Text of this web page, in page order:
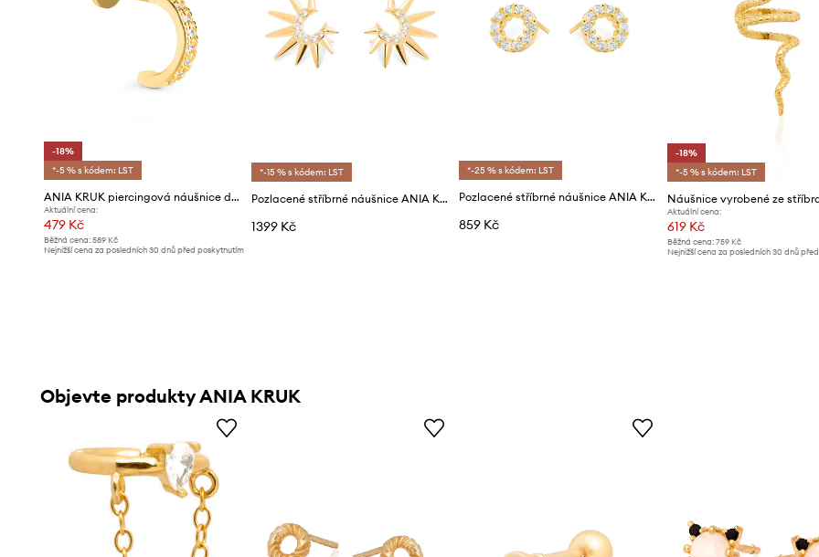
-18%
*-5 % s kódem: LST
ANIA KRUK piercingová náušnice dámská z pozlaceného stříbra s zirkonem ROCK IT
Aktuální cena:
479 Kč
Běžná cena: 589 Kč
Nejnižší cena za posledních 30 dnů před poskytnutím
*-15 % s kódem: LST
Pozlacené stříbrné náušnice ANIA KRUK SKY
1399 Kč
*-25 % s kódem: LST
Pozlacené stříbrné náušnice ANIA KRUK GLAMOUR
859 Kč
-18%
*-5 % s kódem: LST
Aktuální cena:
619 Kč
Běžná cena: 759 Kč
Nejnižší cena za posledních 30 dnů
Objevte produkty ANIA KRUK